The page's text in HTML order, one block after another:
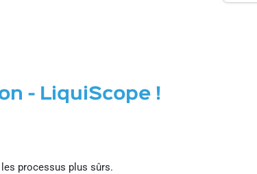
- LiquiScope !
processus plus sûrs.